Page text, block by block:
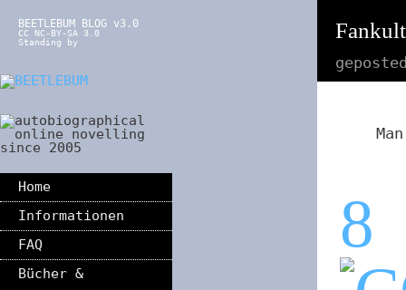
BEETLEBUM BLOG v3.0
CC NC-BY-SA 3.0
Standing by
Home
Informationen
FAQ
Bücher &
8